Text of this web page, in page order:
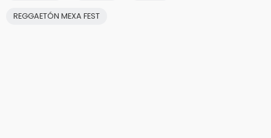
REGGAETÓN MEXA FEST